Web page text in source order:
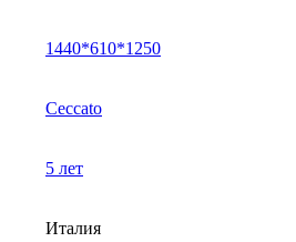
1440*610*1250
Ceccato
5 лет
Италия